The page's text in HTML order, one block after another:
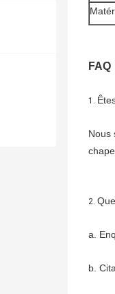
FAQ
1.
Nous
2.
a.
b.